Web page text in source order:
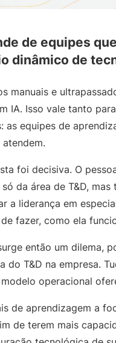
de equipes
dinâmico de
manuais e
IA. Isso vale tanto
as equipes de
foi decisiva. O
da área de T&D,
a liderança em
fazer, como ela
então um dilema,
do T&D na empresa.
operacional
de aprendizagem a
de terem mais